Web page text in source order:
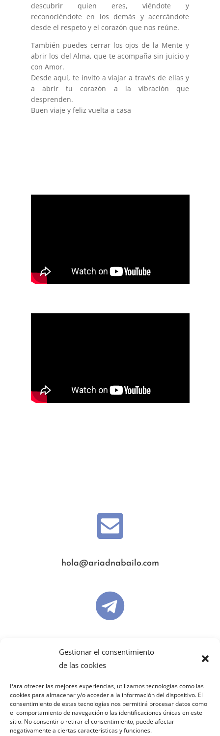
Gestionar el consentimiento
de las cookies
Para ofrecer las mejores experiencias, utilizamos tecnologías como las
cookies para almacenar y/o acceder a la información del dispositivo. El
consentimiento de estas tecnologías nos permitirá procesar datos como
el comportamiento de navegación o las identificaciones únicas en este
sitio. No consentir o retirar el consentimiento, puede afectar
negativamente a ciertas características y funciones.
descubrir quien eres, viéndote y
reconociéndote en los demás y acercándote
desde el respeto y el corazón que nos reúne.
También puedes cerrar los ojos de la Mente y
abrir los del Alma, que te acompaña sin juicio y
con Amor.
Desde aquí, te invito a viajar a través de ellas y
a abrir tu corazón a la vibración que
desprenden.
Buen viaje y feliz vuelta a casa

hola@ariadnabailo.com


ariadnabailo